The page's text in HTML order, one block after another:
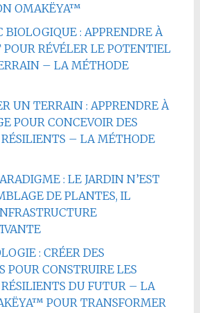
OMAKËYA™
BIOLOGIQUE : APPRENDRE À
RÉVÉLER LE POTENTIEL
– LA MÉTHODE
UN TERRAIN : APPRENDRE À
POUR CONCEVOIR DES
RÉSILIENTS – LA MÉTHODE
: LE JARDIN N’EST
DE PLANTES, IL
: CRÉER DES
POUR CONSTRUIRE LES
RÉSILIENTS DU FUTUR – LA
POUR TRANSFORMER